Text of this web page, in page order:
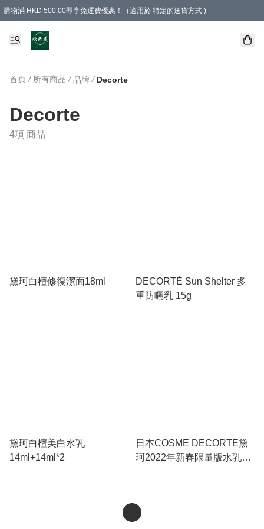
購物滿 HKD 500.00即享免運費優惠！（適用於 特定的送貨方式 )
首頁 / 所有商品 / 品牌 / Decorte
Decorte
4項 商品
黛珂白檀修復潔面18ml
DECORTÉ Sun Shelter 多
重防曬乳 15g
黛珂白檀美白水乳
14ml+14ml*2
日本COSME DECORTE黛
珂2022年新春限量版水乳套